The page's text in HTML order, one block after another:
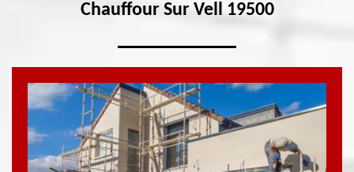
Chauffour Sur Vell 19500